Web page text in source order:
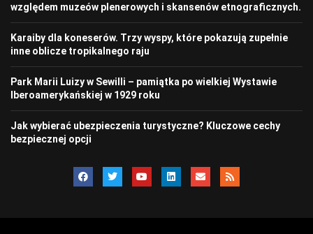
względem muzeów plenerowych i skansenów etnograficznych.
Karaiby dla koneserów. Trzy wyspy, które pokazują zupełnie
inne oblicze tropikalnego raju
Park Marii Luizy w Sewilli – pamiątka po wielkiej Wystawie
Iberoamerykańskiej w 1929 roku
Jak wybierać ubezpieczenia turystyczne? Kluczowe cechy
bezpiecznej opcji